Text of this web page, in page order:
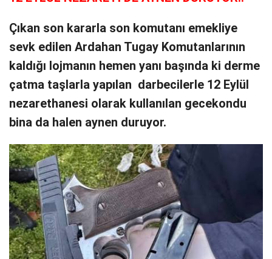
Çıkan son kararla son komutanı emekliye
sevk edilen Ardahan Tugay Komutanlarının
kaldığı lojmanın hemen yanı başında ki derme
çatma taşlarla yapılan darbecilerle 12 Eylül
nezarethanesi olarak kullanılan gecekondu
bina da halen aynen duruyor.